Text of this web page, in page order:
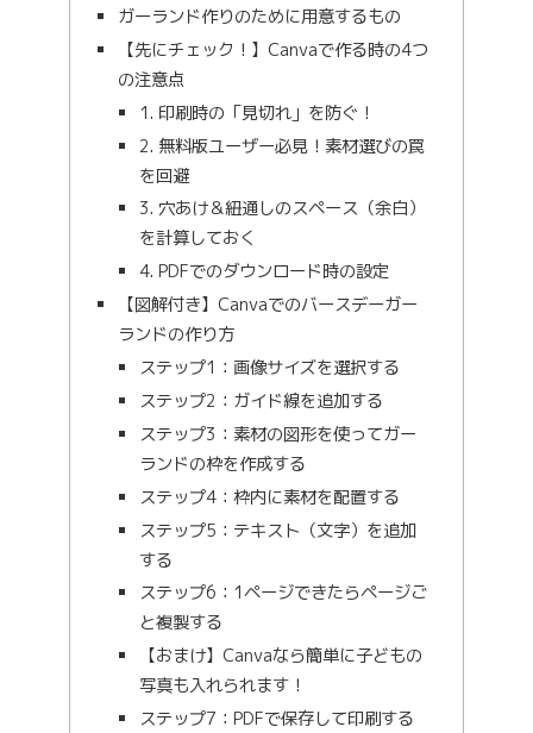
ガーランド作りのために用意するもの
【先にチェック！】Canvaで作る時の4つ
の注意点
1. 印刷時の「見切れ」を防ぐ！
2. 無料版ユーザー必見！素材選びの罠
を回避
3. 穴あけ＆紐通しのスペース（余白）
を計算しておく
4. PDFでのダウンロード時の設定
【図解付き】Canvaでのバースデーガー
ランドの作り方
ステップ1：画像サイズを選択する
ステップ2：ガイド線を追加する
ステップ3：素材の図形を使ってガー
ランドの枠を作成する
ステップ4：枠内に素材を配置する
ステップ5：テキスト（文字）を追加
する
ステップ6：1ページできたらページご
と複製する
【おまけ】Canvaなら簡単に子どもの
写真も入れられます！
ステップ7：PDFで保存して印刷する